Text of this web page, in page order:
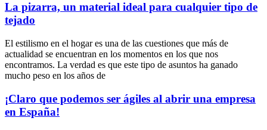
La pizarra, un material ideal para cualquier tipo de
tejado
El estilismo en el hogar es una de las cuestiones que más de
actualidad se encuentran en los momentos en los que nos
encontramos. La verdad es que este tipo de asuntos ha ganado
mucho peso en los años de
¡Claro que podemos ser ágiles al abrir una empresa
en España!